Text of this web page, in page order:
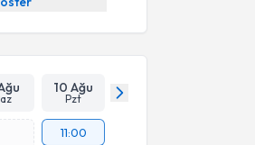
10 Ağu
Pzt
11:00